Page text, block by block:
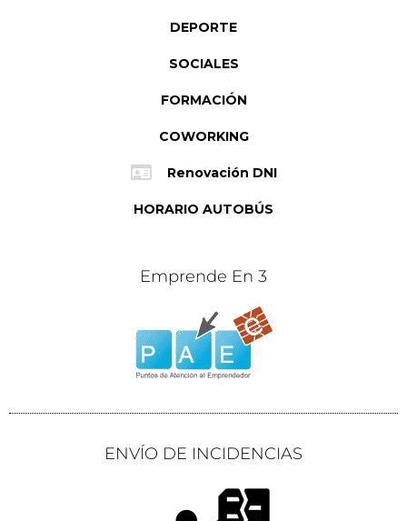
DEPORTE
SOCIALES
FORMACIÓN
COWORKING
Renovación DNI
HORARIO AUTOBÚS
Emprende En 3
ENVÍO DE INCIDENCIAS